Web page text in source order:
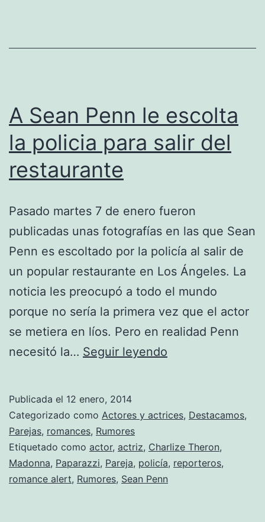
A Sean Penn le escolta
la policia para salir del
restaurante
Pasado martes 7 de enero fueron
publicadas unas fotografías en las que Sean
Penn es escoltado por la policía al salir de
un popular restaurante en Los Ángeles. La
noticia les preocupó a todo el mundo
porque no sería la primera vez que el actor
se metiera en líos. Pero en realidad Penn
necesitó la… Seguir leyendo
le
la
policia
Publicada el 12 enero, 2014
Categorizado como Actores y actrices, Destacamos,
Parejas, romances, Rumores
Etiquetado como actor, actriz, Charlize Theron,
Madonna, Paparazzi, Pareja, policía, reporteros,
romance alert, Rumores, Sean Penn